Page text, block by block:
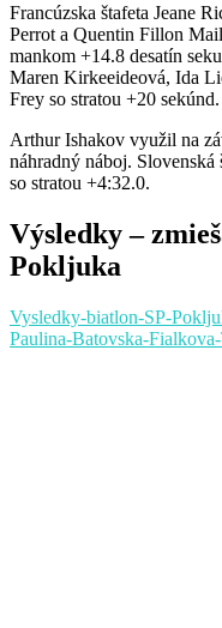
Francúzska štafeta Jeane
Perrot a Quentin Fillon
mankom +14.8 desatín
Maren Kirkeeideová, Ida
Frey so stratou +20 sekúnd.
Arthur Ishakov využil na
náhradný náboj. Slovenská
so stratou +4:32.0.
Výsledky –
Pokljuka
Vysledky-biatlon-SP-
Paulina-Batovska-